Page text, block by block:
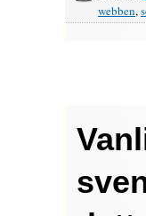
webben,